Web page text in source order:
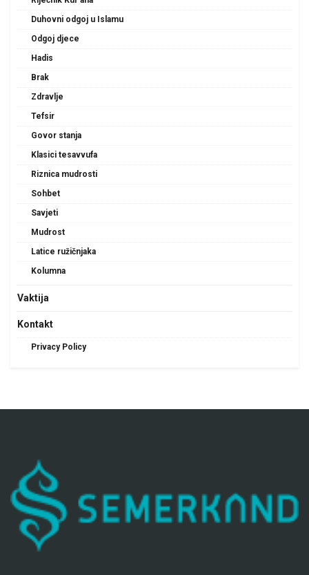
Duhovni odgoj u Islamu
Odgoj djece
Hadis
Brak
Zdravlje
Tefsir
Govor stanja
Klasici tesavvufa
Riznica mudrosti
Sohbet
Savjeti
Mudrost
Latice ružičnjaka
Kolumna
Vaktija
Kontakt
Privacy Policy